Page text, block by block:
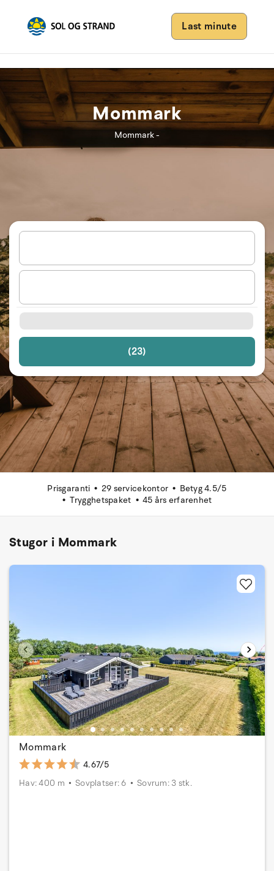
Last minute
(23)
Mommark
Mommark -
Prisgaranti 29 servicekontor
Betyg 4.5/5
Trygghetspaket
45 års erfarenhet
Stugor i Mommark
Mommark
4.67/5
Hav: 400 m
Sovplatser: 6 Sovrum: 3 stk.